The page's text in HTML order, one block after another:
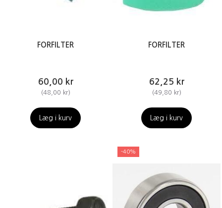
FORFILTER
60,00 kr
(48,00 kr)
Læg i kurv
FORFILTER
62,25 kr
(49,80 kr)
Læg i kurv
-40%